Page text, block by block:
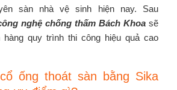
sàn nhà vệ sinh hiện nay. Sau
nghệ chống thấm Bách Khoa sẽ
quy trình thi công hiệu quả cao
ống thoát sàn bằng Sika